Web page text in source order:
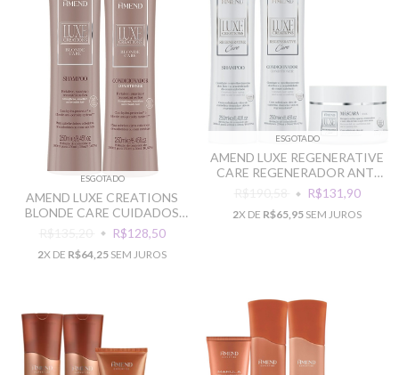
ESGOTADO
AMEND LUXE CREATIONS
BLONDE CARE CUIDADOS
COM CABELOS LOIROS
R$135,20 R$128,50
2X DE R$64,25 SEM JUROS
ESGOTADO
AMEND LUXE REGENERATIVE
CARE REGENERADOR ANTI
AGE
R$190,58 R$131,90
2X DE R$65,95 SEM JUROS